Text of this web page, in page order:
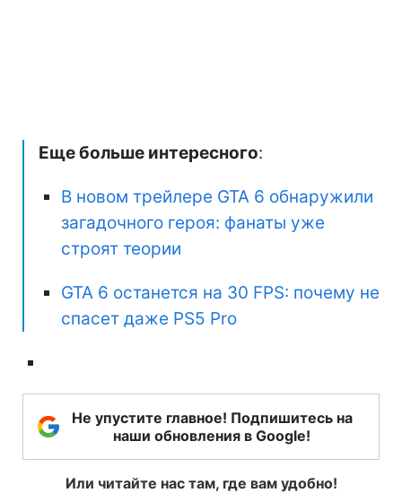
Еще больше интересного:
В новом трейлере GTA 6 обнаружили
загадочного героя: фанаты уже
строят теории
GTA 6 останется на 30 FPS: почему не
спасет даже PS5 Pro
Не упустите главное! Подпишитесь на
наши обновления в Google!
Или читайте нас там, где вам удобно!